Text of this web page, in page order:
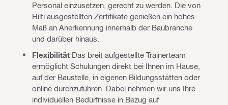
Personal einzusetzen, gerecht zu werden. Die von
Hilti ausgestellten Zertifikate genießen ein hohes
Maß an Anerkennung innerhalb der Baubranche
und darüber hinaus.
Flexibilität Das breit aufgestellte Trainerteam
ermöglicht Schulungen direkt bei Ihnen im Hause,
auf der Baustelle, in eigenen Bildungsstätten oder
online durchzuführen. Dabei nehmen wir uns Ihre
individuellen Bedürfnisse in Bezug auf